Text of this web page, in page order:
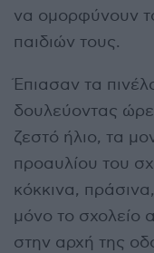
να ομορφύνουν
παιδιών τους.
Έπιασαν τα
δουλεύοντας
ζεστό ήλιο, τα
προαυλίου του
κόκκινα,
μόνο το σχολείο
στην αρχή της